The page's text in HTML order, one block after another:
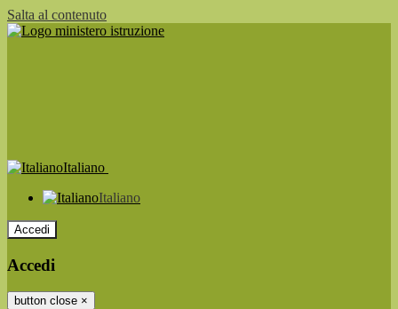
Salta al contenuto
Italiano
Italiano
Accedi
Accedi
button close ×